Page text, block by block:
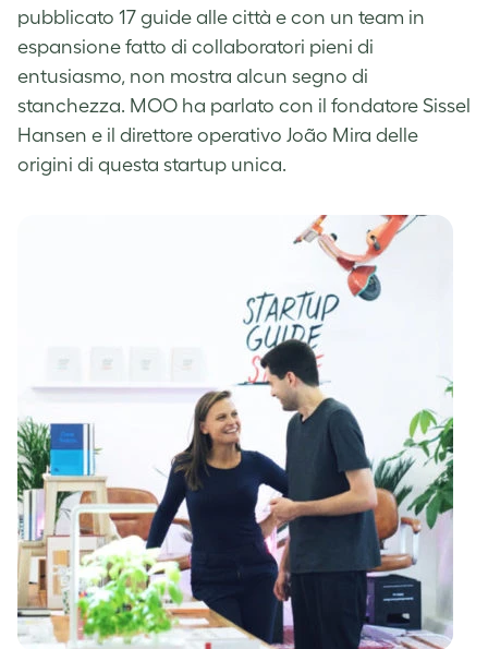
pubblicato 17 guide alle città e con un team in
espansione fatto di collaboratori pieni di
entusiasmo, non mostra alcun segno di
stanchezza. MOO ha parlato con il fondatore Sissel
Hansen e il direttore operativo João Mira delle
origini di questa startup unica.